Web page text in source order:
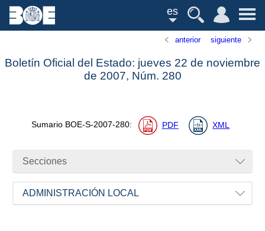
es
anterior siguiente
Boletín Oficial del Estado: jueves 22 de noviembre
de 2007, Núm. 280
Sumario BOE-S-2007-280: PDF XML
Secciones
ADMINISTRACIÓN LOCAL